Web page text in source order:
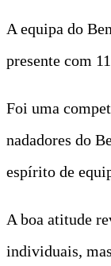
A equipa do
presente com
Foi uma
nadadores do
espírito de
A boa atitude
individuais,